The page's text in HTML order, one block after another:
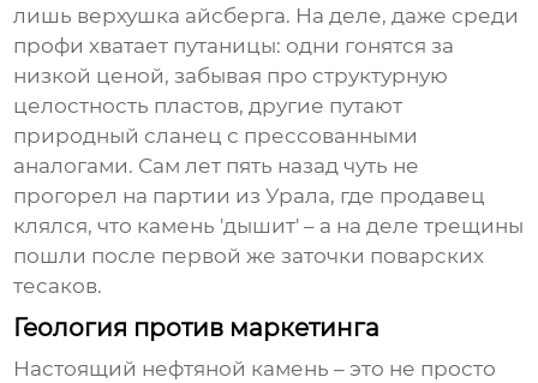
лишь верхушка айсберга. На деле, даже среди
профи хватает путаницы: одни гонятся за
низкой ценой, забывая про структурную
целостность пластов, другие путают
природный сланец с прессованными
аналогами. Сам лет пять назад чуть не
прогорел на партии из Урала, где продавец
клялся, что камень 'дышит' – а на деле трещины
пошли после первой же заточки поварских
тесаков.
Геология против маркетинга
Настоящий нефтяной камень – это не просто